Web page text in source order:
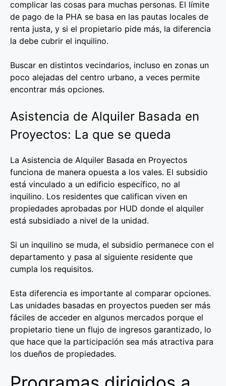
complicar las cosas para muchas personas. El límite
de pago de la PHA se basa en las pautas locales de
renta justa, y si el propietario pide más, la diferencia
la debe cubrir el inquilino.
Buscar en distintos vecindarios, incluso en zonas un
poco alejadas del centro urbano, a veces permite
encontrar más opciones.
Asistencia de Alquiler Basada en
Proyectos: La que se queda
La Asistencia de Alquiler Basada en Proyectos
funciona de manera opuesta a los vales. El subsidio
está vinculado a un edificio específico, no al
inquilino. Los residentes que califican viven en
propiedades aprobadas por HUD donde el alquiler
está subsidiado a nivel de la unidad.
Si un inquilino se muda, el subsidio permanece con el
departamento y pasa al siguiente residente que
cumpla los requisitos.
Esta diferencia es importante al comparar opciones.
Las unidades basadas en proyectos pueden ser más
fáciles de acceder en algunos mercados porque el
propietario tiene un flujo de ingresos garantizado, lo
que hace que la participación sea más atractiva para
los dueños de propiedades.